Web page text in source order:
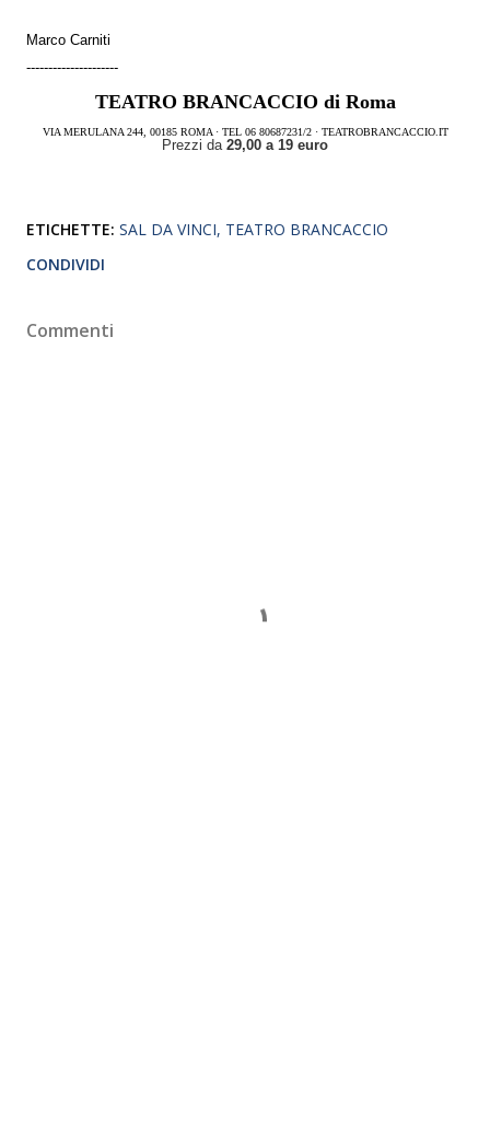
Marco Carniti
---------------------
TEATRO BRANCACCIO di Roma
VIA MERULANA 244, 00185 ROMA · TEL 06 80687231/2 · TEATROBRANCACCIO.IT
Prezzi da 29,00 a 19 euro
ETICHETTE: SAL DA VINCI TEATRO BRANCACCIO
CONDIVIDI
Commenti